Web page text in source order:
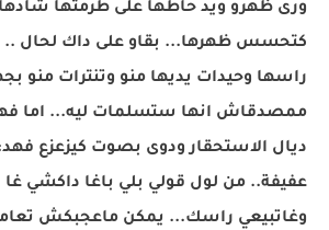
ورى ظهرو ويد حاطها على طرمتها شادها
كتحسس ظهرها... بقاو على داك لحال ..
راسها وحيدات يديها منو وتنترات منو
ممصدقاش انها ستسلمات ليه... اما
ديال الاستحقار ودوى بصوت كيزعزع
عفيفة.. من لول قولي بلي باغا داكشي غا
وغاتبيعي راسك... يمكن ماعجبكش